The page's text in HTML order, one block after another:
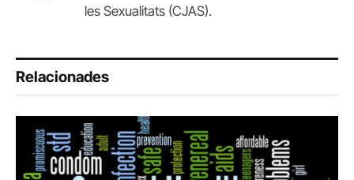
les Sexualitats (CJAS).
Relacionades